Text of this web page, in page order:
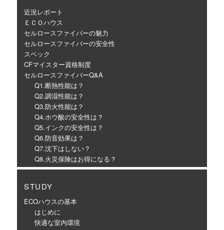
近況レポート
ＥＣＯハウス
セルロースファイバーの魅力
セルロースファイバーの安全性
スペック
CFマイスター資格制度
セルロースファイバーQ&A
Q1.断熱性能は？
Q2.調湿性能は？
Q3.防火性能は？
Q4.ホウ酸の安全性は？
Q5.インクの安全性は？
Q6.防音効果は？
Q7.沈下はしない？
Q8.火災保険はお得になる？
STUDY
ECOハウスの基本
はじめに
快適な室内環境